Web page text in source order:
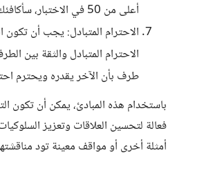
أعلى من 50 في الاختبار، سأكافئك بوقت إضافي للعب.”
الاحترام المتبادل: يجب أن تكون
الاحترام المتبادل والثقة بين
طرف بأن الآخر يقدره ويحترم
باستخدام هذه المبادئ، يمكن أن تكون
فعالة لتحسين العلاقات وتعزيز
أمثلة أخرى أو مواقف معينة تود